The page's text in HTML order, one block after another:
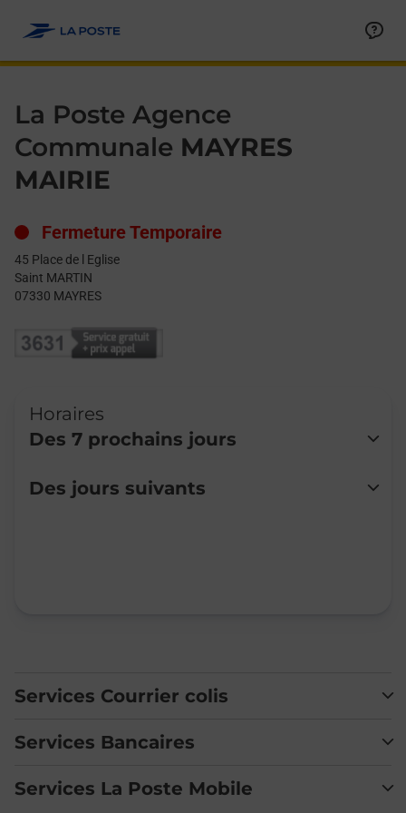
La Poste Agence
Communale MAYRES
MAIRIE
Fermeture Temporaire
45 Place de l Eglise
Saint MARTIN
07330 MAYRES
Horaires
Des 7 prochains jours
Lundi
Fermé
Des jours suivants
Services Courrier colis
Services Bancaires
Services La Poste Mobile